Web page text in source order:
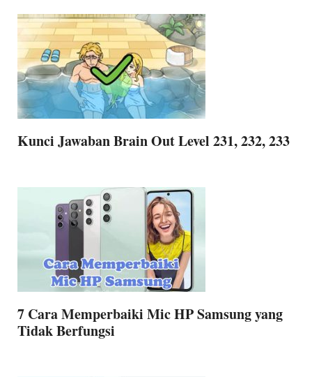
Kunci Jawaban Brain Out Level 231, 232, 233
7 Cara Memperbaiki Mic HP Samsung yang
Tidak Berfungsi